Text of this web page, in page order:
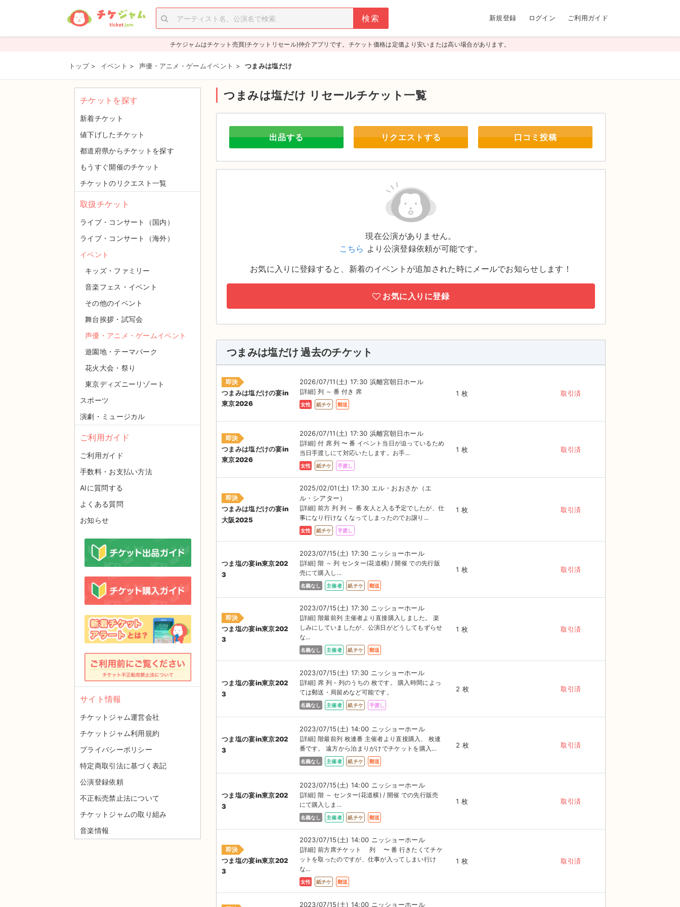
新規登録 ログイン ご利用ガイド
チケジャムはチケット売買(チケットリセール)仲介アプリです。チケット価格は定価より安いまたは高い場合があります。
トップ > イベント > 声優・アニメ・ゲームイベント > つまみは塩だけ
つまみは塩だけ リセールチケット一覧
出品する リクエストする 口コミ投稿
現在公演がありません。
こちら より公演登録依頼が可能です。
お気に入りに登録すると、新着のイベントが追加された時にメールでお知らせします！
お気に入りに登録
つまみは塩だけ 過去のチケット
即決
つまみは塩だけの宴in
東京2026
2026/07/11(土) 17:30 浜離宮朝日ホール
[詳細] 列 ～ 番 付き 席
女性 紙チケ 郵送
1 枚 取引済
即決
つまみは塩だけの宴in
東京2026
2026/07/11(土) 17:30 浜離宮朝日ホール
[詳細] 付 席 列 〜 番 イベント当日が迫っているため
当日手渡しにて対応いたします。お手...
女性 紙チケ 手渡し
1 枚 取引済
即決
つまみは塩だけの宴in
大阪2025
2025/02/01(土) 17:30 エル・おおさか（エ
ル・シアター）
[詳細] 前方 列 列 ～ 番 友人と入る予定でしたが、仕
事になり行けなくなってしまったのでお譲り...
女性 紙チケ 手渡し
1 枚 取引済
つま塩の宴in東京202
3
2023/07/15(土) 17:30 ニッショーホール
[詳細] 階 ～ 列 センター(花道横) / 開催 での先行販
売にて購入し...
名義なし 主催者 紙チケ 郵送
1 枚 取引済
即決
つま塩の宴in東京202
3
2023/07/15(土) 17:30 ニッショーホール
[詳細] 階最前列 主催者より直接購入しました。 楽
しみにしていましたが、公演日がどうしてもずらせ
な...
名義なし 主催者 紙チケ 郵送
1 枚 取引済
つま塩の宴in東京202
3
2023/07/15(土) 17:30 ニッショーホール
[詳細] 席 列 - 列のうちの 枚です。 購入時間によっ
ては郵送・局留めなど可能です。
名義なし 主催者 紙チケ 手渡し
2 枚 取引済
つま塩の宴in東京202
3
2023/07/15(土) 14:00 ニッショーホール
[詳細] 階最前列 枚連番 主催者より直接購入、 枚連
番です。 遠方から泊まりがけでチケットを購入...
名義なし 主催者 紙チケ 郵送
2 枚 取引済
つま塩の宴in東京202
3
2023/07/15(土) 14:00 ニッショーホール
[詳細] 階 ～ センター(花道横) / 開催 での先行販売
にて購入しま...
名義なし 主催者 紙チケ 郵送
1 枚 取引済
即決
つま塩の宴in東京202
3
2023/07/15(土) 14:00 ニッショーホール
[詳細] 前方席チケット 列 〜 番 行きたくてチケ
ットを取ったのですが、仕事が入ってしまい行け
な...
女性 紙チケ 郵送
1 枚 取引済
2023/07/15(土) 14:00 ニッショーホール
チケットを探す
新着チケット
値下げしたチケット
都道府県からチケットを探す
もうすぐ開催のチケット
チケットのリクエスト一覧
取扱チケット
ライブ・コンサート（国内）
ライブ・コンサート（海外）
イベント
キッズ・ファミリー
音楽フェス・イベント
その他のイベント
舞台挨拶・試写会
声優・アニメ・ゲームイベント
遊園地・テーマパーク
花火大会・祭り
東京ディズニーリゾート
スポーツ
演劇・ミュージカル
ご利用ガイド
ご利用ガイド
手数料・お支払い方法
AIに質問する
よくある質問
お知らせ
サイト情報
チケットジャム運営会社
チケットジャム利用規約
プライバシーポリシー
特定商取引法に基づく表記
公演登録依頼
不正転売禁止法について
チケットジャムの取り組み
音楽情報